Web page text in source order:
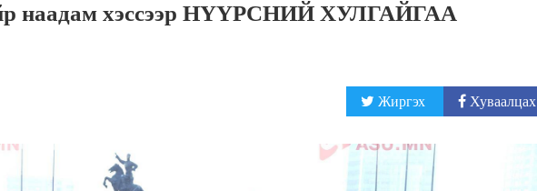
хэссээр НҮҮРСНИЙ ХУЛГАЙГАА
Жиргэх Хуваалцах